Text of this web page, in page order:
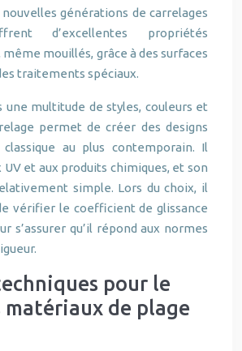
générations de carrelages
d’excellentes propriétés
mouillés, grâce à des surfaces
traitements spéciaux.
une multitude de styles, couleurs et
permet de créer des designs
au plus contemporain. Il
et aux produits chimiques, et son
simple. Lors du choix, il
vérifier le coefficient de glissance
s’assurer qu’il répond aux normes
pour le
matériaux de plage